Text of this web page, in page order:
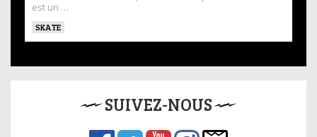
est un …
SKATE
SUIVEZ-NOUS